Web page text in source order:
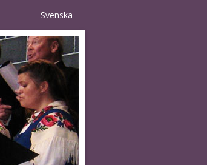
Svenska